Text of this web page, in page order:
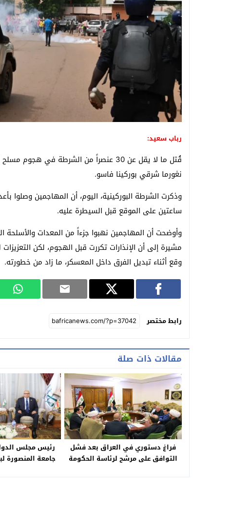
رباب سعيد:
قُتل ما لا يقل عن 30 عنصراً من الشرطة
نغورما شرقي بوركينا فاسو.
وذكرت الشرطة البوركينية، اليوم، أن المهاجمين وصلوا
ساعتين على الموقع قبل السيطرة عليه.
وأوضحت أن المهاجمين نهبوا جزءاً من المعدات والأسلحة
مشيرة إلى أن الإنذارات تكررت قبل الهجوم، لكن
وقع أثناء تبديل الفرق داخل المعسكر، ما زاد من خطورته.
رابط مختصر
مقالات ذات صلة
فراغ دستوري في العراق بعد فشل
التوافق على مرشح لرئاسة الحكومة
رئيس مجلس
جامعة المنصورة